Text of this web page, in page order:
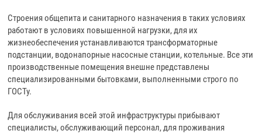
Строения общепита и санитарного назначения в таких условиях
работают в условиях повышенной нагрузки, для их
жизнеобеспечения устанавливаются трансформаторные
подстанции, водонапорные насосные станции, котельные. Все эти
производственные помещения внешне представлены
специализированными бытовками, выполненными строго по
ГОСТу.
Для обслуживания всей этой инфраструктуры прибывают
специалисты, обслуживающий персонал, для проживания